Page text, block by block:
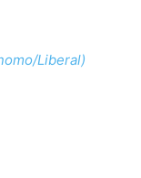
Liberal)